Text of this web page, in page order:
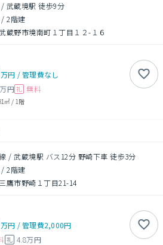
武蔵境駅 徒歩9分
/2階建
蔵野市境南町１丁目１２-１６
万円 /管理費なし
円 礼 無料
㎡ / 1階
/ 武蔵境駅 バス12分 野崎下車 徒歩3分
/2階建
鷹市野崎１丁目21-14
万円 /管理費2,000円
礼 4.8万円